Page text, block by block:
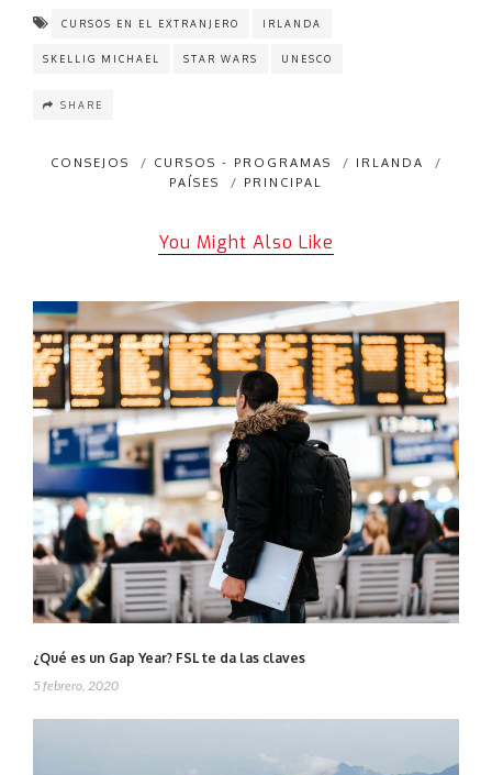
CURSOS EN EL EXTRANJERO IRLANDA
SKELLIG MICHAEL STAR WARS UNESCO
SHARE
CONSEJOS / CURSOS - PROGRAMAS / IRLANDA
/
PAÍSES
/ PRINCIPAL
You Might Also Like
¿Qué es un Gap Year? FSL te da las claves
5 febrero, 2020